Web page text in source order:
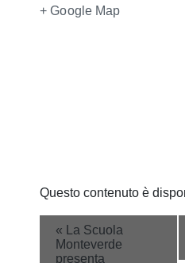
+ Google Map
Questo contenuto è
Event
Navigation
« La Scuola
Monteverde
presenta